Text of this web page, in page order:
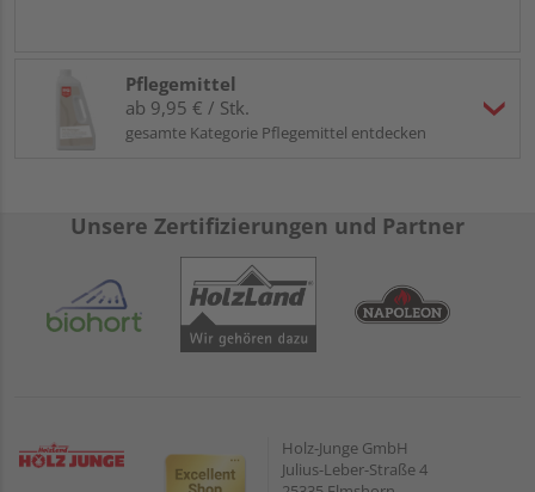
Pflegemittel
ab 9,95 € / Stk.
gesamte Kategorie Pflegemittel entdecken
Unsere Zertifizierungen und Partner
Holz-Junge GmbH
Julius-Leber-Straße 4